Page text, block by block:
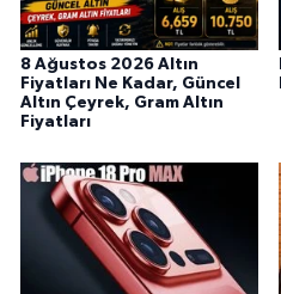
8 Ağustos 2026 Altın
Fiyatları Ne Kadar, Güncel
Altın Çeyrek, Gram Altın
Fiyatları